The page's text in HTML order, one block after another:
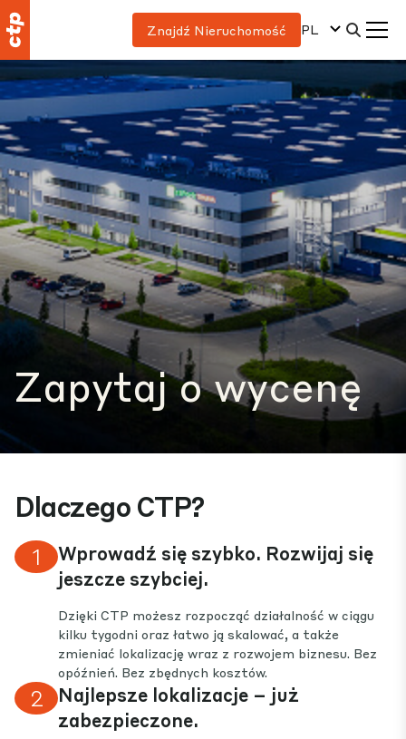
Znajdź Nieruchomość PL
Zapytaj o wycenę
Dlaczego CTP?
1
Wprowadź się szybko. Rozwijaj się
jeszcze szybciej.
Dzięki CTP możesz rozpocząć działalność w ciągu
kilku tygodni oraz łatwo ją skalować, a także
zmieniać lokalizację wraz z rozwojem biznesu. Bez
opóźnień. Bez zbędnych kosztów.
2
Najlepsze lokalizacje – już
zabezpieczone.